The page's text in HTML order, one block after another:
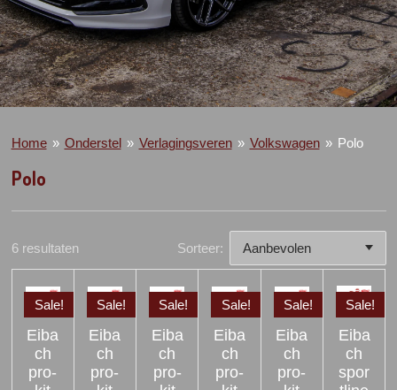
Home » Onderstel » Verlagingsveren » Volkswagen » Polo
Polo
6 resultaten Sorteer:
Sale!
Eiba
ch
pro-
Sale!
Eiba
ch
pro-
Sale!
Eiba
ch
pro-
Sale!
Eiba
ch
pro-
Sale!
Eiba
ch
pro-
Sale!
Eiba
ch
spor